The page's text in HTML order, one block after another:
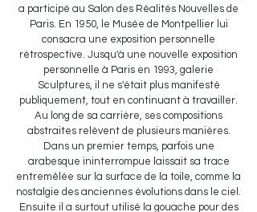
a participé au Salon des Réalités Nouvelles de
Paris. En 1950, le Musée de Montpellier lui
consacra une exposition personnelle
rétrospective. Jusqu'à une nouvelle exposition
personnelle à Paris en 1993, galerie
Sculptures, il ne s'était plus manifesté
publiquement, tout en continuant à travailler.
Au long de sa carrière, ses compositions
abstraites relèvent de plusieurs manières.
Dans un premier temps, parfois une
arabesque ininterrompue laissait sa trace
entremêlée sur la surface de la toile, comme la
nostalgie des anciennes évolutions dans le ciel.
Ensuite il a surtout utilisé la gouache pour des